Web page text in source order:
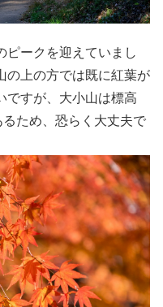
ピークを迎えていまし
の上の方では既に紅葉が
ですが、大小山は標高
ため、恐らく大丈夫で